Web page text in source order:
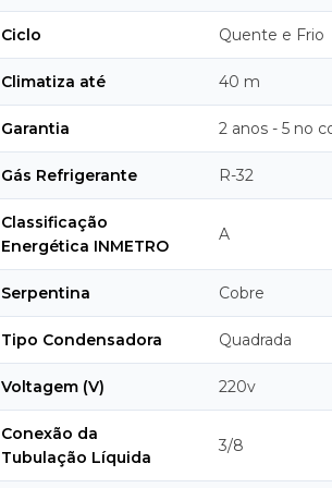
Ciclo Quente e Frio
Climatiza até 40 m
Garantia 2 anos - 5 no
Gás Refrigerante R-32
Classificação
Energética INMETRO
A
Serpentina Cobre
Tipo Condensadora Quadrada
Voltagem (V) 220v
Conexão da
Tubulação Líquida
3/8